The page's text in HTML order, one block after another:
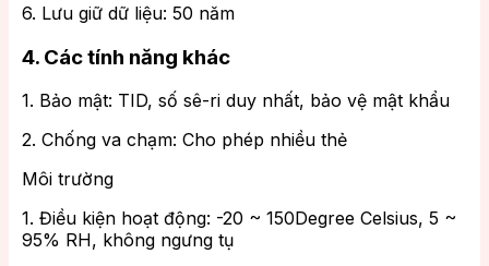
6. Lưu giữ dữ liệu: 50 năm
4. Các tính năng khác
1. Bảo mật: TID, số sê-ri duy nhất, bảo vệ mật khẩu
2. Chống va chạm: Cho phép nhiều thẻ
Môi trường
1. Điều kiện hoạt động: -20 ~ 150Degree Celsius, 5 ~
95% RH, không ngưng tụ